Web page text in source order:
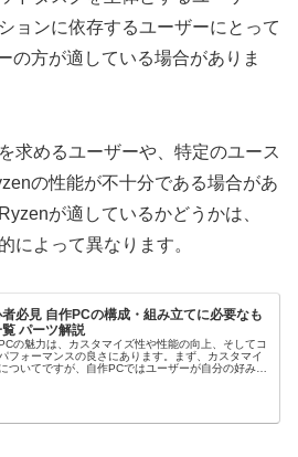
ョンに依存するユーザーにとって
の方が適している場合がありま
求めるユーザーや、特定のユース
の性能が不十分である場合があ
が適しているかどうかは、
によって異なります。
必見 自作PCの構成・組み立てに必要なも
パーツ解説
の魅力は、カスタマイズ性や性能の向上、そしてコ
フォーマンスの良さにあります。まず、カスタマイ
ついてですが、自作PCではユーザーが自分の好みや